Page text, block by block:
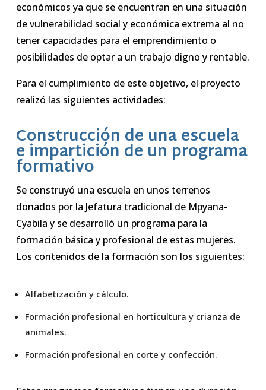
económicos ya que se encuentran en una situación
de vulnerabilidad social y económica extrema al no
tener capacidades para el emprendimiento o
posibilidades de optar a un trabajo digno y rentable.
Para el cumplimiento de este objetivo, el proyecto
realizó las siguientes actividades:
Construcción de una escuela
e impartición de un programa
formativo
Se construyó una escuela en unos terrenos
donados por la Jefatura tradicional de Mpyana-
Cyabila y se desarrolló un programa para la
formación básica y profesional de estas mujeres.
Los contenidos de la formación son los siguientes:
Alfabetización y cálculo.
Formación profesional en horticultura y crianza de
animales.
Formación profesional en corte y confección.